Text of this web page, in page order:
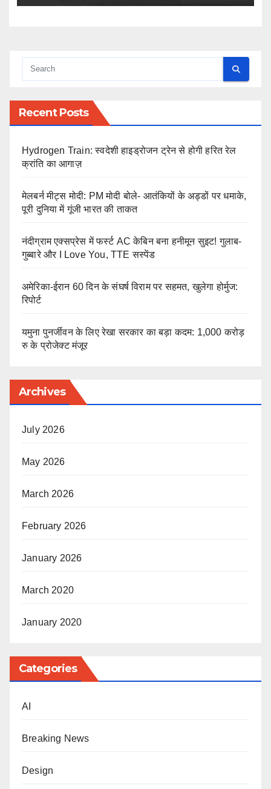
Recent Posts
Hydrogen Train: स्वदेशी हाइड्रोजन ट्रेन से होगी हरित रेल
क्रांति का आगाज़
मेलबर्न मीट्स मोदी: PM मोदी बोले- आतंकियों के अड्डों पर धमाके,
पूरी दुनिया में गूंजी भारत की ताकत
नंदीग्राम एक्सप्रेस में फर्स्ट AC केबिन बना हनीमून सुइट! गुलाब-
गुब्बारे और I Love You, TTE सस्पेंड
अमेरिका-ईरान 60 दिन के संघर्ष विराम पर सहमत, खुलेगा होर्मुज:
रिपोर्ट
यमुना पुनर्जीवन के लिए रेखा सरकार का बड़ा कदम: 1,000 करोड़
रु के प्रोजेक्ट मंजूर
Archives
July 2026
May 2026
March 2026
February 2026
January 2026
March 2020
January 2020
Categories
AI
Breaking News
Design